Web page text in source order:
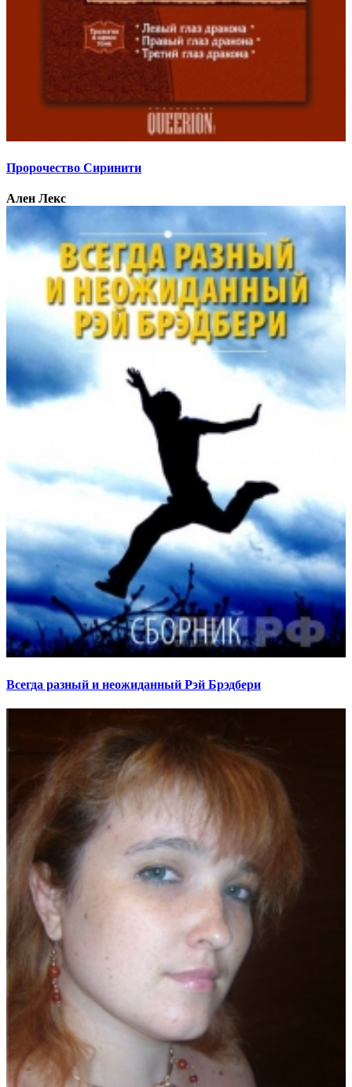
Пророчество Сиринити
Ален Лекс
Всегда разный и неожиданный Рэй Брэдбери